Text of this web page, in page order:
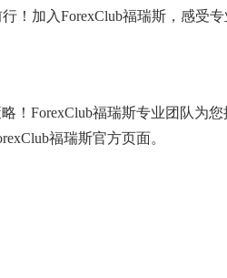
！加入ForexClub福瑞斯，感受
！ForexClub福瑞斯专业团队为
福瑞斯官方页面。